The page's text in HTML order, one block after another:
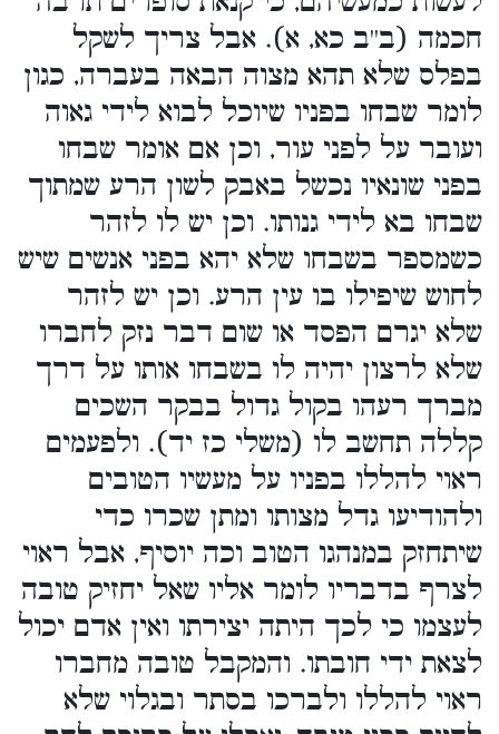
חכמה (ב''ב כא, א). אבל צריך לשקל
בפלס שלא תהא מצוה הבאה בעברה, כגון
לומר שבחו בפניו שיוכל לבוא לידי גאוה
ועובר על לפני עור, וכן אם אומר שבחו
בפני שונאיו נכשל באבק לשון הרע שמתוך
שבחו בא לידי גנותו. וכן יש לו לזהר
כשמספר בשבחו שלא יהא בפני אנשים שיש
לחוש שיפילו בו עין הרע. וכן יש לזהר
שלא יגרם הפסד או שום דבר נזק לחברו
שלא לרצון יהיה לו בשבחו אותו על דרך
מברך רעהו בקול גדול בבקר השכים
קללה תחשב לו (משלי כז יד). ולפעמים
ראוי להללו בפניו על מעשיו הטובים
ולהודיעו גדל מצותו ומתן שכרו כדי
שיתחזק במנהגו הטוב וכה יוסיף, אבל ראוי
לצרף בדבריו לומר אליו שאל יחזיק טובה
לעצמו כי לכך היתה יצירתו ואין אדם יכול
לצאת ידי חובתו. והמקבל טובה מחברו
ראוי להללו ולברכו בסתר ובגלוי שלא